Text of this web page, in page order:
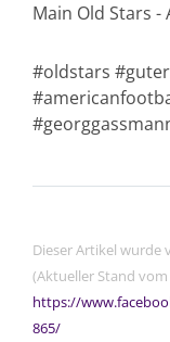
Main Old Stars
#oldstars
Dieser Artikel wurde
(Aktueller Stand vom
https://
865/